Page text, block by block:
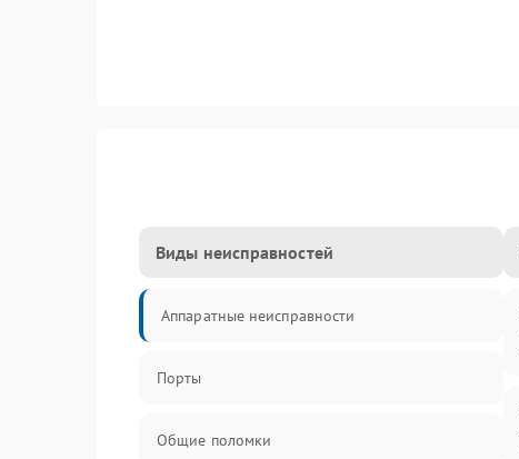
Виды неисправностей
Аппаратные неисправности
Порты
Общие поломки